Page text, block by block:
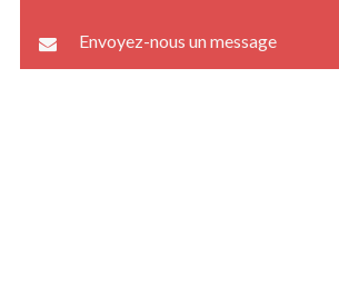
Envoyez-nous un message